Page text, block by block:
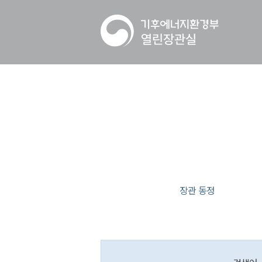
장관 동정